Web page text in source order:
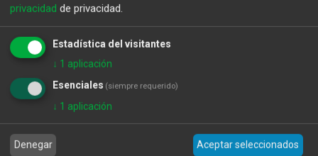
750Ml
15,75€
privacidad de privacidad.
Estadística del visitantes
↓ 1 aplicación
Esenciales (siempre requerido)
↓ 1 aplicación
Denegar Aceptar seleccionados